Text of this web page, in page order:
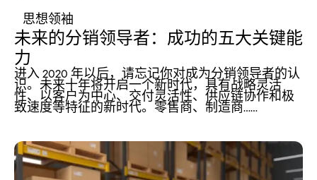
思想领袖
未来的分销领导者：成功的五大关键能
力
进入 2020 年以后，请忘记你对成为分销领导者的认
识。未来十年将开启一个新时代，具有战略灵活
性、以客户为中心、交付灵活性、供应链协作和极
致速度等特征的新时代。零售商、制造商……